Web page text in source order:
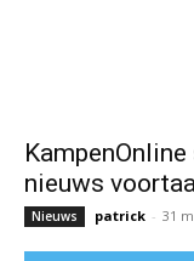
nieuws
Nieuws patrick - 31